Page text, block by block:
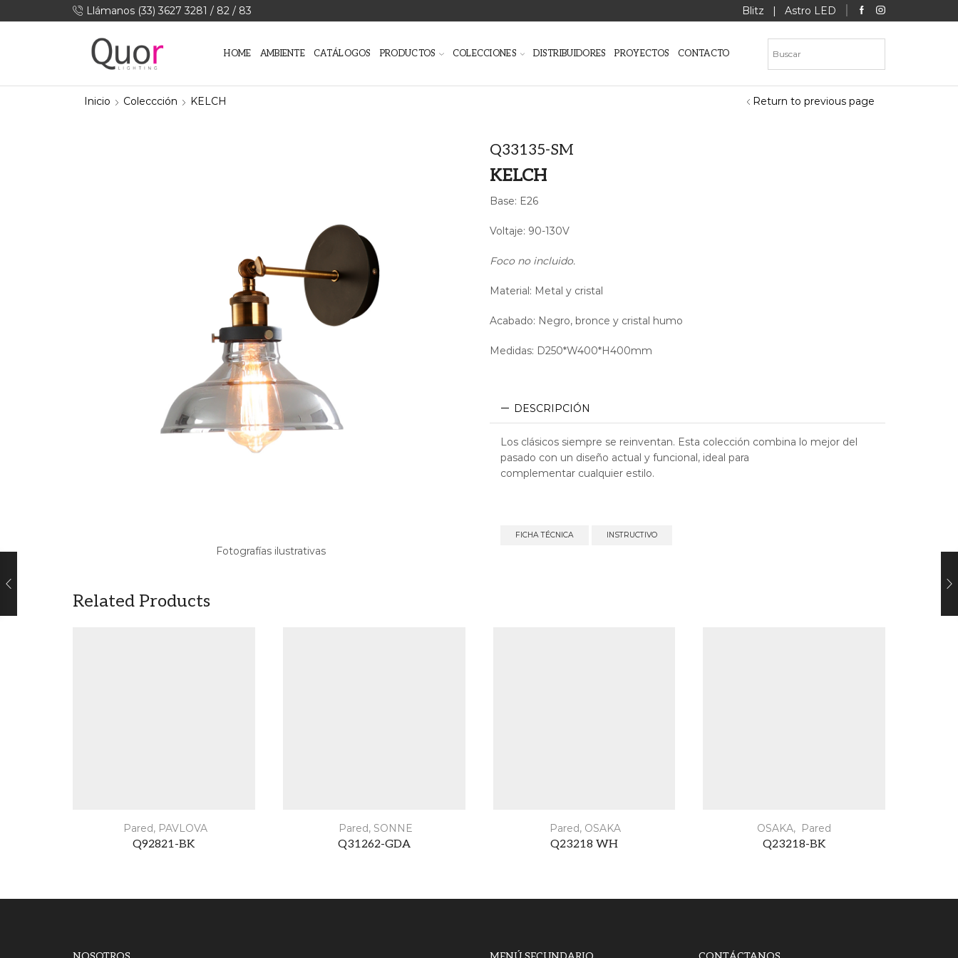
Llámanos (33) 3627 3281 / 82 / 83 Blitz | Astro LED
HOME AMBIENTE CATÁLOGOS PRODUCTOS COLECCIONES DISTRIBUIDORES PROYECTOS CONTACTO
Inicio Coleccción KELCH Return to previous page
Fotografías ilustrativas
Q33135-SM
KELCH
Base: E26
Voltaje: 90-130V
Foco no incluido.
Material: Metal y cristal
Acabado: Negro, bronce y cristal humo
Medidas: D250*W400*H400mm
DESCRIPCIÓN
Los clásicos siempre se reinventan. Esta colección combina lo mejor del
pasado con un diseño actual y funcional, ideal para
complementar cualquier estilo.
FICHA TÉCNICA INSTRUCTIVO
Related Products
Pared, PAVLOVA
Q92821-BK
Pared, SONNE
Q31262-GDA
Pared, OSAKA
Q23218 WH
OSAKA, Pared
Q23218-BK